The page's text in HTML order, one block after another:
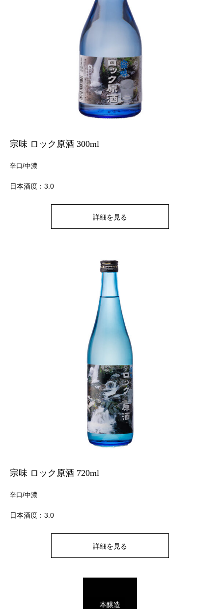
宗味 ロック原酒 300ml
辛口/中濃
日本酒度：3.0
詳細を見る
宗味 ロック原酒 720ml
辛口/中濃
日本酒度：3.0
詳細を見る
本醸造